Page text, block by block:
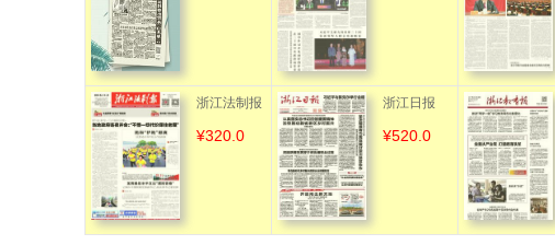
浙江法制报
¥320.0
浙江日报
¥520.0